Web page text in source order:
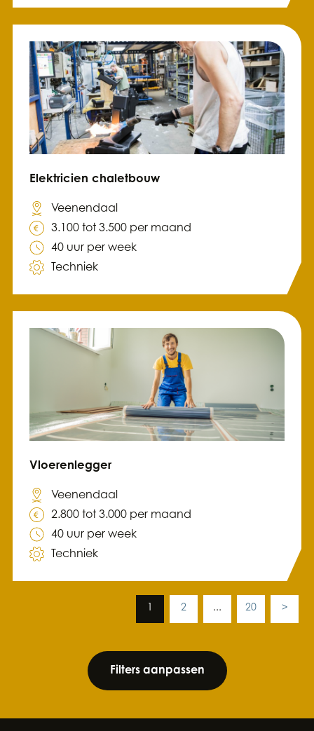
Elektricien chaletbouw
Veenendaal
3.100 tot 3.500 per maand
40 uur per week
Techniek
Vloerenlegger
Veenendaal
2.800 tot 3.000 per maand
40 uur per week
Techniek
1 2 ... 20 >
Filters aanpassen